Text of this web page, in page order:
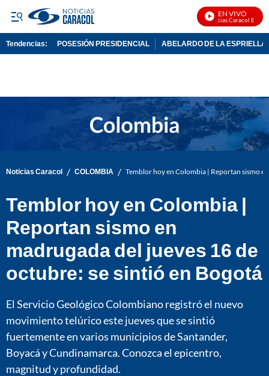
EN VIVO
Noticias Caracol En Vivo
Tendencias: POSESIÓN PRESIDENCIAL ABELARDO DE LA ESPRIELLA
Noticias Caracol / COLOMBIA / Temblor hoy en Colombia | Reportan sismo
Temblor hoy en Colombia |
Reportan sismo en
madrugada del jueves 16 de
octubre: se sintió en Bogotá
El Servicio Geológico Colombiano registró el nuevo
movimiento telúrico este jueves que se sintió
fuertemente en varios municipios de Santander,
Boyacá y Cundinamarca. Conozca el epicentro,
magnitud y profundidad.